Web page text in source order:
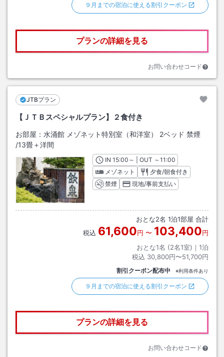
９月までの宿泊に使える割引クーポン
プランの詳細を見る
お問い合わせコード
JTBプラン
【ＪＴＢスペシャルプラン】２食付き
お部屋： 水涌館 メゾネット特別室（和洋室） 2ベッド 禁煙
/13畳＋洋間
INチェックイン
15:00 ～ | OUT チェックアウト
～11:00
メゾネット
夕食/朝食付き
禁煙
現地/事前支払い
おとな2名 1泊1部屋 合計
税込 61,600円 〜 103,400円
おとな1名 (2名1室)｜ 1泊
税込 30,800円〜51,700円
割引クーポン配布中 ※利用条件あり
９月までの宿泊に使える割引クーポン
プランの詳細を見る
お問い合わせコード